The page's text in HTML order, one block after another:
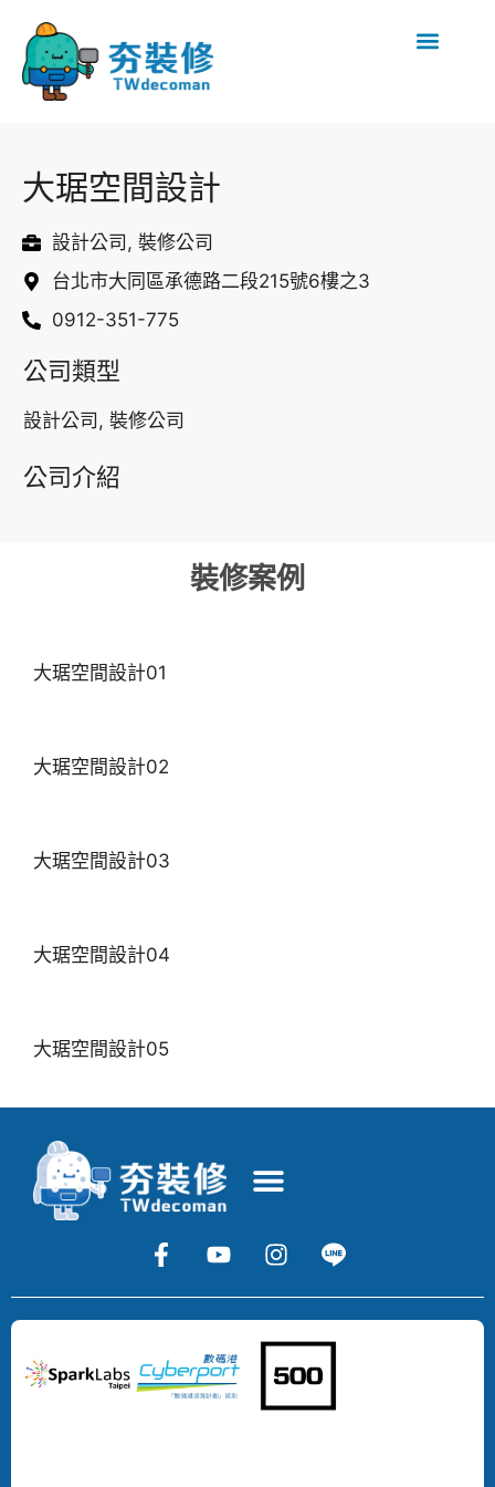
大琚空間設計
設計公司, 裝修公司
台北市大同區承德路二段215號6樓之3
0912-351-775
公司類型
設計公司, 裝修公司
公司介紹
裝修案例
大琚空間設計01
大琚空間設計02
大琚空間設計03
大琚空間設計04
大琚空間設計05
Copyright
2024
DECOMAN